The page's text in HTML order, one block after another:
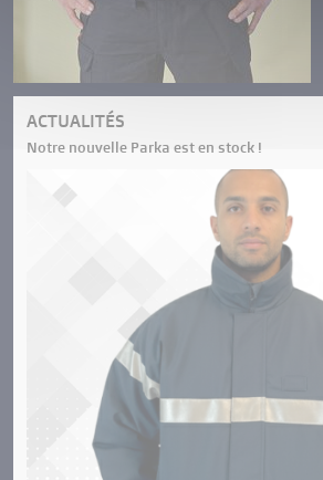
ACTUALITÉS
Notre nouvelle Parka est en stock !